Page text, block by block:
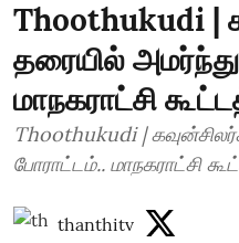
Thoothukudi |
தரையில்
மாநகராட்சி
Thoothukudi |
போராட்டம்.. மாநகராட்சி
thanthitv